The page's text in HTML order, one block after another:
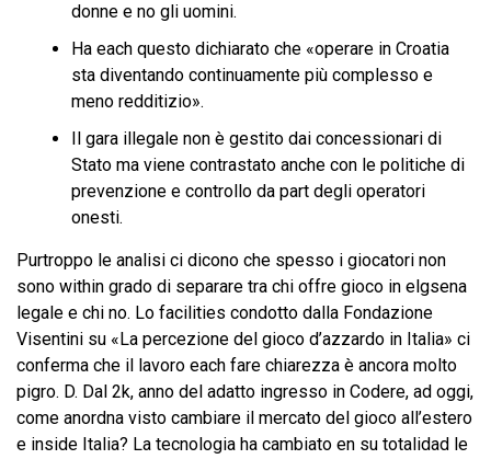
donne e no gli uomini.
Ha each questo dichiarato che «operare in Croatia
sta diventando continuamente più complesso e
meno redditizio».
Il gara illegale non è gestito dai concessionari di
Stato ma viene contrastato anche con le politiche di
prevenzione e controllo da part degli operatori
onesti.
Purtroppo le analisi ci dicono che spesso i giocatori non
sono within grado di separare tra chi offre gioco in elgsena
legale e chi no. Lo facilities condotto dalla Fondazione
Visentini su «La percezione del gioco d’azzardo in Italia» ci
conferma che il lavoro each fare chiarezza è ancora molto
pigro. D. Dal 2k, anno del adatto ingresso in Codere, ad oggi,
come anordna visto cambiare il mercato del gioco all’estero
e inside Italia? La tecnologia ha cambiato en su totalidad le